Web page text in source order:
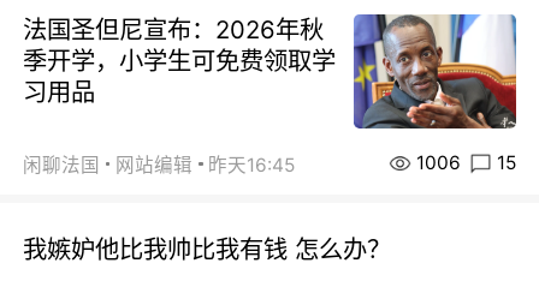
法国圣但尼宣布：2026年秋
季开学，小学生可免费领取学
习用品
闲聊法国 网站编辑 昨天16:45 1006 15
我嫉妒他比我帅比我有钱 怎么办？